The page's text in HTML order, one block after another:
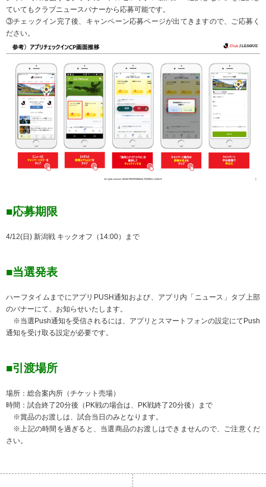
ていてもクラブニュースバナーから応募可能です。
③チェックイン完了後、キャンペーン応募ページが出てきますので、ご応募く
ださい。
■応募期限
4/12(日) 新潟戦 キックオフ（14:00）まで
■当選発表
ハーフタイムまでにアプリPUSH通知および、アプリ内「ニュース」タブ上部
のバナーにて、お知らせいたします。
※当選Push通知を受信されるには、アプリとスマートフォンの設定にてPush
通知を受け取る設定が必要です。
■引渡場所
場所：総合案内所（チケット売場）
時間：試合終了20分後（PK戦の場合は、PK戦終了20分後）まで
※賞品のお渡しは、試合当日のみとなります。
※上記の時間を過ぎると、当選商品のお渡しはできませんので、ご注意くだ
さい。